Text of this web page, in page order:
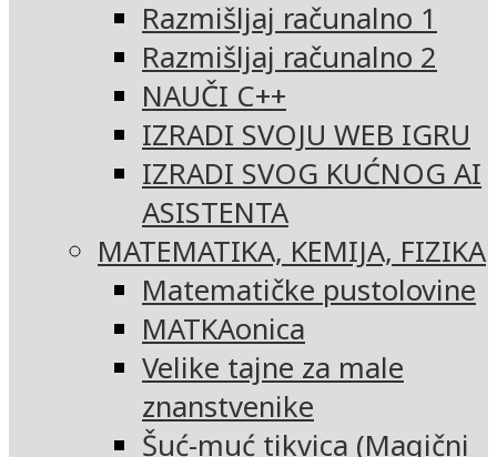
Razmišljaj računalno 1
Razmišljaj računalno 2
NAUČI C++
IZRADI SVOJU WEB IGRU
IZRADI SVOG KUĆNOG AI
ASISTENTA
MATEMATIKA, KEMIJA, FIZIKA
Matematičke pustolovine
MATKAonica
Velike tajne za male
znanstvenike
Šuć-muć tikvica (Magični